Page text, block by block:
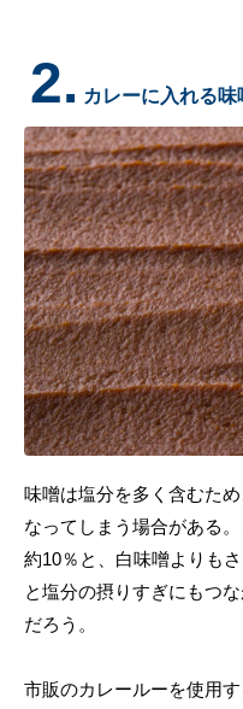
2. カレーに入れる味
味噌は塩分を多く含むた
なってしまう場合がある
約10％と、白味噌よりも
と塩分の摂りすぎにもつ
だろう。
市販のカレールーを使用